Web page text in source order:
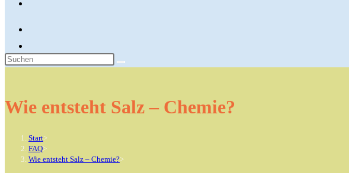
Diese
Wie entsteht Salz – Chemie?
Start>
FAQ>
Wie entsteht Salz – Chemie?>